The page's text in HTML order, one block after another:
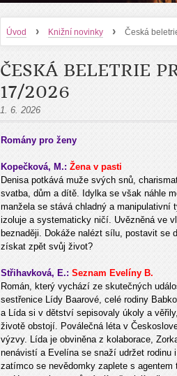
Úvod › Knižní novinky › Česká
ČESKÁ BELETRIE
17/2026
1. 6. 2026
Romány pro ženy
Kopečková, M.: Žena v pasti
Denisa potkává muže svých snů,
svatba, dům a dítě. Idylka se však náhle
manžela se stává chladný a manipulativní
izoluje a systematicky ničí. Uvězněná ve
beznaději. Dokáže nalézt sílu, postavit se
získat zpět svůj život?
Střihavková, E.: Seznam Evelíny B.
Román, který vychází ze skutečných
sestřenice Lídy Baarové, celé rodiny
a Lída si v dětství sepisovaly úkoly a
životě obstojí. Poválečná léta v
výzvy. Lída je obviněna z kolaborace,
nenávistí a Evelína se snaží udržet rodinu
zatímco se nevědomky zaplete s